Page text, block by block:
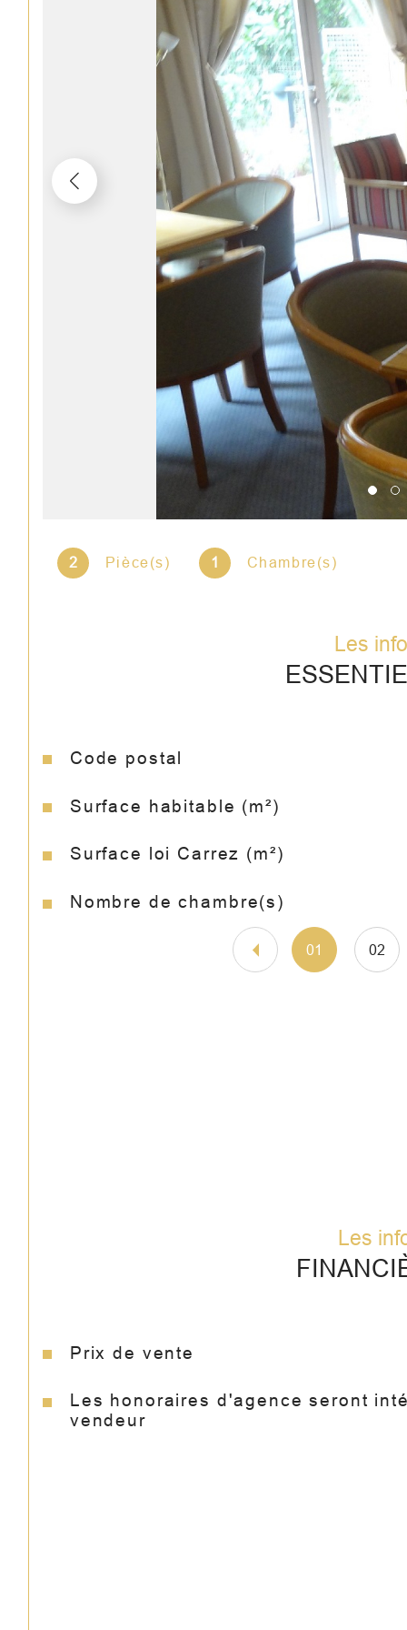
2 Pièce(s) 1 Chambre(s)
Les
Caractéristiques Valeurs
Code postal
Surface habitable (m²)
Surface loi Carrez (m²)
Nombre de chambre(s)
01 02
Les
Prix de vente
Les honoraires d'agence seront
vendeur